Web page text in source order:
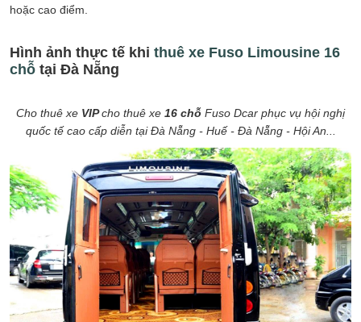
hoặc cao điểm.
Hình ảnh thực tế khi thuê xe Fuso Limousine 16
chỗ tại Đà Nẵng
Cho thuê xe VIPcho thuê xe 16 chỗ Fuso Dcar phục vụ hội nghị
quốc tế cao cấp diễn tại Đà Nẵng - Huế - Đà Nẵng - Hội An...